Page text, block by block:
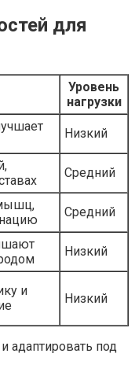
для
Уровень
нагрузки
Низкий
Средний
Средний
Низкий
и
Низкий
адаптировать под